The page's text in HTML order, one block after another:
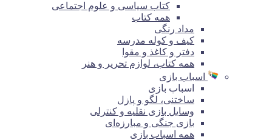
کتاب سیاسی و علوم اجتماعی
همه کتاب
مداد رنگی
کیف و کوله مدرسه
دفتر و کاغذ و مقوا
همه کتاب، لوازم تحریر و هنر
اسباب بازی
اسباب بازی
ساختنی، لگو و پازل
وسایل بازی نقلیه و کنترلی
بازی جنگی و مبارزه‌ای
همه اسباب بازی